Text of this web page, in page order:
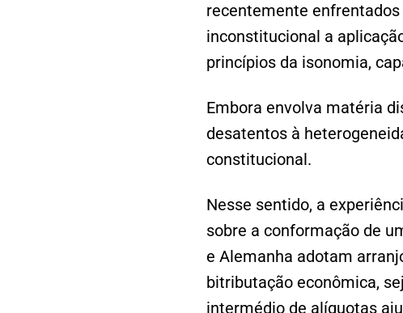
recentemente enfrentados
inconstitucional a
princípios da isonomia,
Embora envolva matéria
desatentos à
constitucional.
Nesse sentido, a
sobre a conformação de
e Alemanha adotam
bitributação econômica,
intermédio de alíquotas